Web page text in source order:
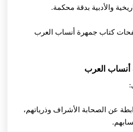
والأدبية بدقة محكمة.
كتاب جمهرة أنساب العرب
العرب
عن الصحابة الأشراف وذرياتهم،